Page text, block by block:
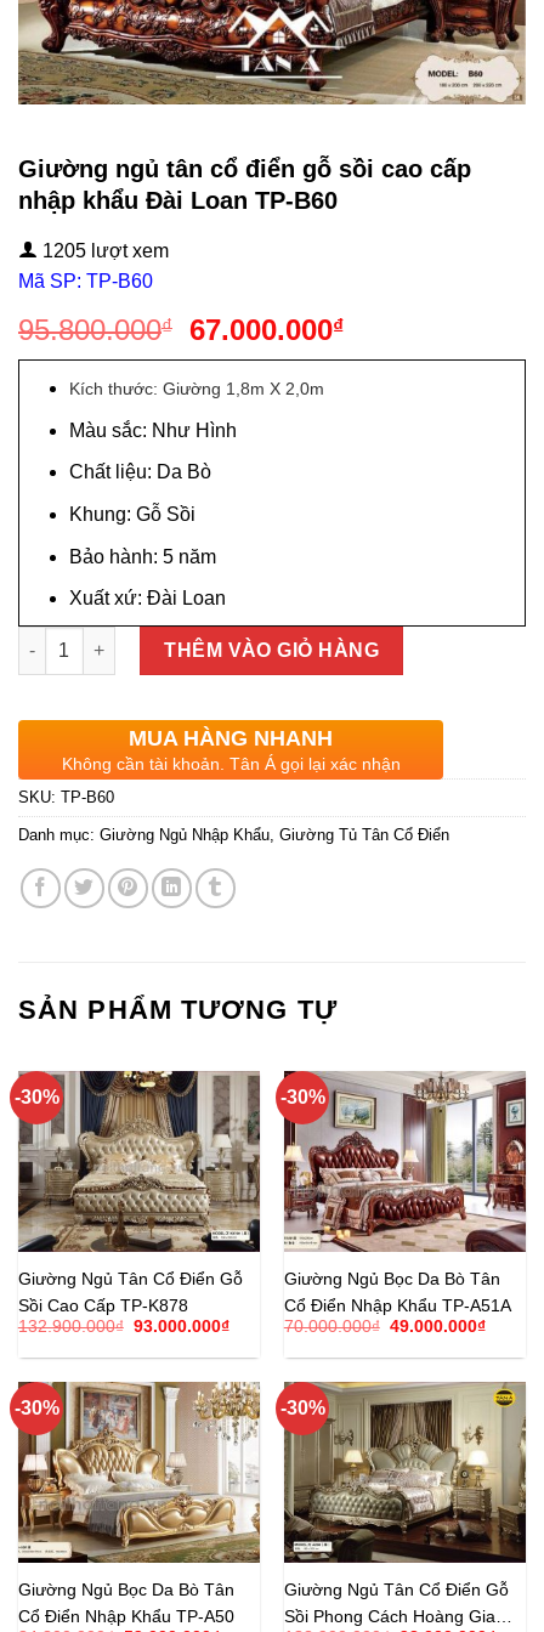
Giường ngủ tân cổ điển gỗ sồi cao cấp
nhập khẩu Đài Loan TP-B60
1205 lượt xem
Mã SP: TP-B60
95.800.000₫
Giá
gốc
là:
95.800.000₫.
67.000.000₫Giá
hiện
Kích thước: Giường 1,8m X 2,0m
Màu sắc: Như Hình
Chất liệu: Da Bò
Khung: Gỗ Sồi
Bảo hành: 5 năm
Xuất xứ: Đài Loan
Giường ngủ tân cổ điển gỗ sồi cao cấp nhập khẩu Đài Loan
THÊM VÀO GIỎ HÀNG
MUA HÀNG NHANH
Không cần tài khoản. Tân Á gọi lại xác nhận
SKU: TP-B60
Danh mục: Giường Ngủ Nhập Khẩu Giường Tủ Tân Cổ Điển
SẢN PHẨM TƯƠNG TỰ
-30%
Giường Ngủ Tân Cổ Điển Gỗ
Sồi Cao Cấp TP-K878
132.900.000₫ Giá
là:
93.000.000₫Giá
tại
93.000.000₫.
-30%
Giường Ngủ Bọc Da Bò Tân
Cổ Điển Nhập Khẩu TP-A51A
70.000.000₫ Giá
là:
49.000.000₫Giá
tại
-30%
Giường Ngủ Bọc Da Bò Tân
Cổ Điển Nhập Khẩu TP-A50
-30%
Giường Ngủ Tân Cổ Điển Gỗ
Sồi Phong Cách Hoàng Gia